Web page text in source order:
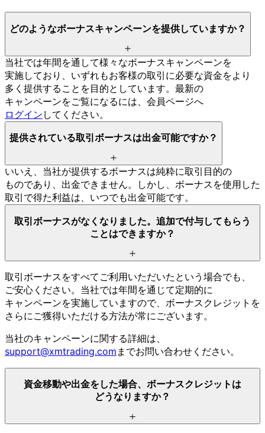
どのようなボーナスキャンペーンを提供していますか？
当社では年間を通して様々なボーナスキャンペーンを
実施しており、 いずれもお客様の取引に必要な資金をより
多く 提供する ことを目的と しています。 最新の
キャンペーンをご覧になるには、 会員ページへ
ログイン してください。
提供されている取引ボーナスは出金可能ですか？
いいえ、 当社が提供するボーナスは純粋に取引目的の
ものであり、 出金できません。 しかし、 ボーナスを使用した
取引で得た利益は、 いつでも出金可能です。
取引ボーナスがなくなりました。 追加で付与して もらう
ことはできますか？
取引ボーナスをすべて ご利用いただいたと いう 場合でも、
ご安心ください。 当社では年間を通じて定期的に
キャンペーンを実施していますので、 ボーナスクレジットを
さらに ご獲得いただける方法が常に ございます。
当社のキャンペーンに関する詳細は、
support@xmtrading.com までお問い合わせください。
資金移動や出金を した場合、 ボーナスクレジットは
どうなりますか？